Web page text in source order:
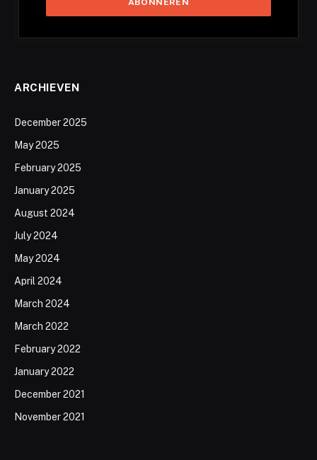
ARCHIEVEN
December 2025
May 2025
February 2025
January 2025
August 2024
July 2024
May 2024
April 2024
March 2024
March 2022
February 2022
January 2022
December 2021
November 2021